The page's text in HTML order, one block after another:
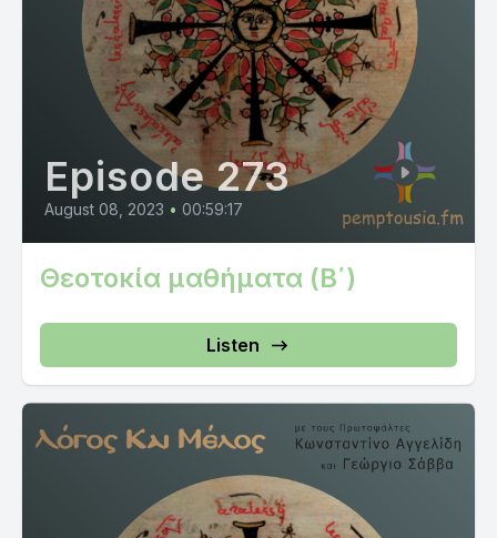
Episode 273
August 08, 2023 • 00:59:17
Θεοτοκία μαθήματα (Β΄)
Listen